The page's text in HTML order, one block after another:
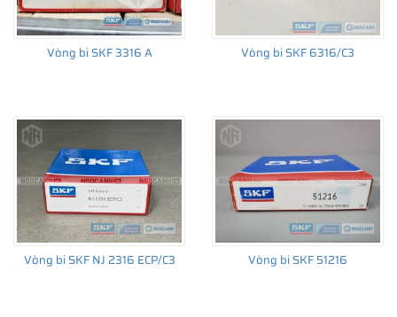
•Vòng bi SKF chính hãng, Những lưu ý cơ bản trước khi mua hàng
Xuất xứ vòng bi SKF chính hãng ở đâu?
•Chất lượng vòng bi SKF chính hãng
Vòng bi SKF 3316 A Vòng bi SKF 6316/C3
Vòng bi SKF NJ 2316 ECP/C3 Vòng bi SKF 51216